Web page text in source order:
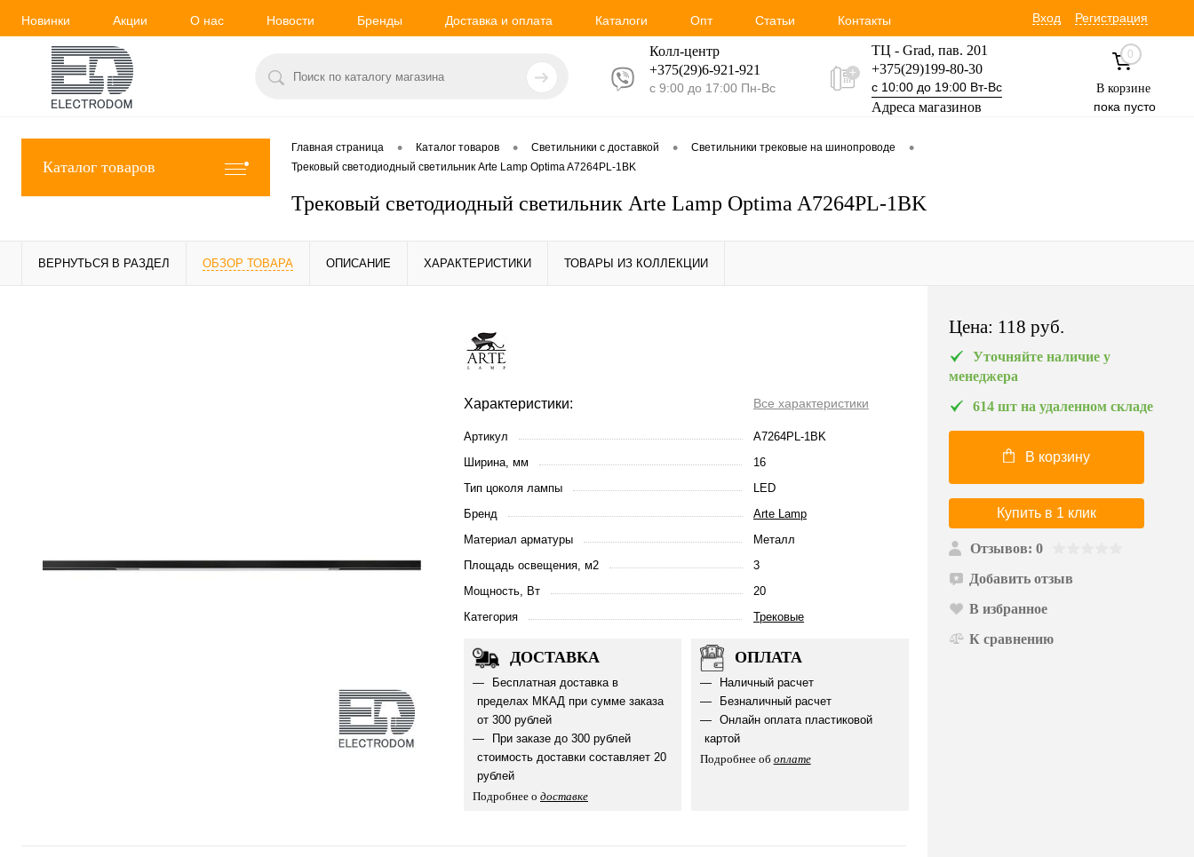
Новинки Акции О нас Новости Бренды Доставка и оплата Каталоги Опт Статьи Контакты Вход Регистрация
Колл-центр
+375(29)6-921-921
с 9:00 до 17:00 Пн-Вс
ТЦ - Grad, пав. 201
+375(29)199-80-30
с 10:00 до 19:00 Вт-Вс
Адреса магазинов
+375(29)354-30-60
0
В корзине
пока пусто
Каталог товаров
Главная страница • Каталог товаров • Светильники с доставкой • Светильники трековые на шинопроводе •
Трековый светодиодный светильник Arte Lamp Optima A7264PL-1BK
Трековый светодиодный светильник Arte Lamp Optima A7264PL-1BK
ВЕРНУТЬСЯ В РАЗДЕЛ ОБЗОР ТОВАРА ОПИСАНИЕ ХАРАКТЕРИСТИКИ ТОВАРЫ ИЗ КОЛЛЕКЦИИ
Характеристики: Все характеристики
Артикул
A7264PL-1BK
Ширина, мм
16
Тип цоколя лампы
LED
Бренд
Arte Lamp
Материал арматуры
Металл
Площадь освещения, м2
3
Мощность, Вт
20
Категория
Трековые
ДОСТАВКА
Бесплатная доставка в
пределах МКАД при сумме заказа
от 300 рублей
При заказе до 300 рублей
стоимость доставки составляет 20
рублей
Подробнее о доставке
ОПЛАТА
Наличный расчет
Безналичный расчет
Онлайн оплата пластиковой
картой
Подробнее об оплате
Цена: 118 pуб.
Уточняйте наличие у
менеджера
614 шт на удаленном складе
В корзину
Купить в 1 клик
Отзывов: 0
Добавить отзыв
В избранное
К сравнению